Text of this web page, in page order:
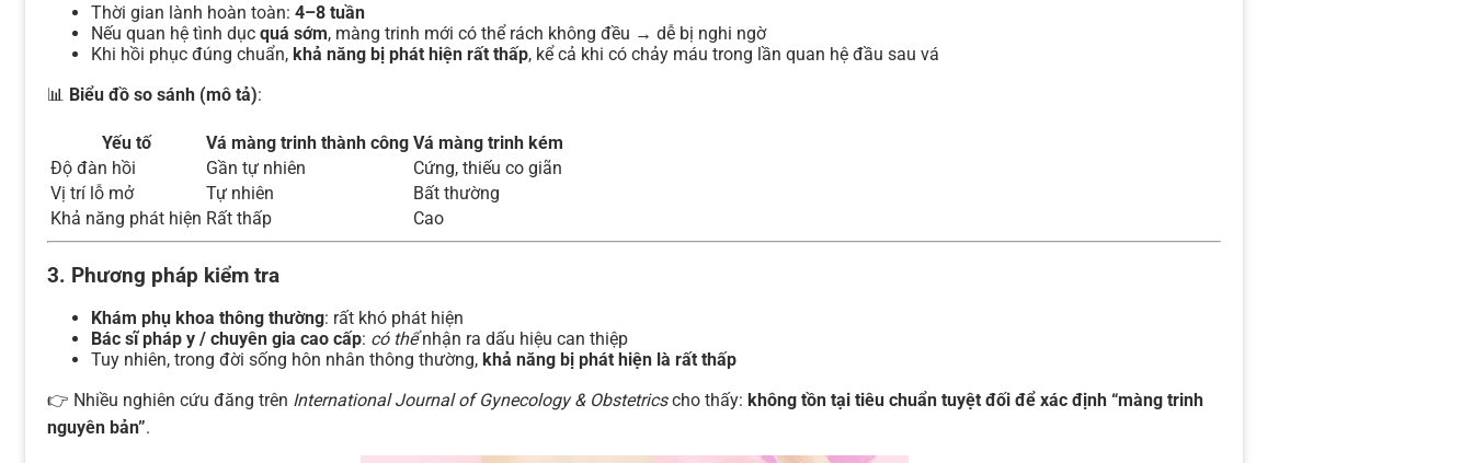
Thời gian lành hoàn toàn: 4–8 tuần
Nếu quan hệ tình dục quá sớm, màng trinh mới có thể rách không đều → dễ bị nghi ngờ
Khi hồi phục đúng chuẩn, khả năng bị phát hiện rất thấp, kể cả khi có chảy máu trong lần quan hệ đầu sau vá
📊 Biểu đồ so sánh (mô tả):
Yếu tố Vá màng trinh thành công Vá màng trinh kém
Độ đàn hồi
Gần tự nhiên
Cứng, thiếu co giãn
Vị trí lỗ mở
Tự nhiên
Bất thường
Khả năng phát hiện Rất thấp Cao
3. Phương pháp kiểm tra
Khám phụ khoa thông thường: rất khó phát hiện
Bác sĩ pháp y / chuyên gia cao cấp: có thểnhận ra dấu hiệu can thiệp
Tuy nhiên, trong đời sống hôn nhân thông thường, khả năng bị phát hiện là rất thấp
👉 Nhiều nghiên cứu đăng trên International Journal of Gynecology & Obstetricscho thấy: không tồn tại tiêu chuẩn tuyệt đối để xác định “màng trinh
nguyên bản”.